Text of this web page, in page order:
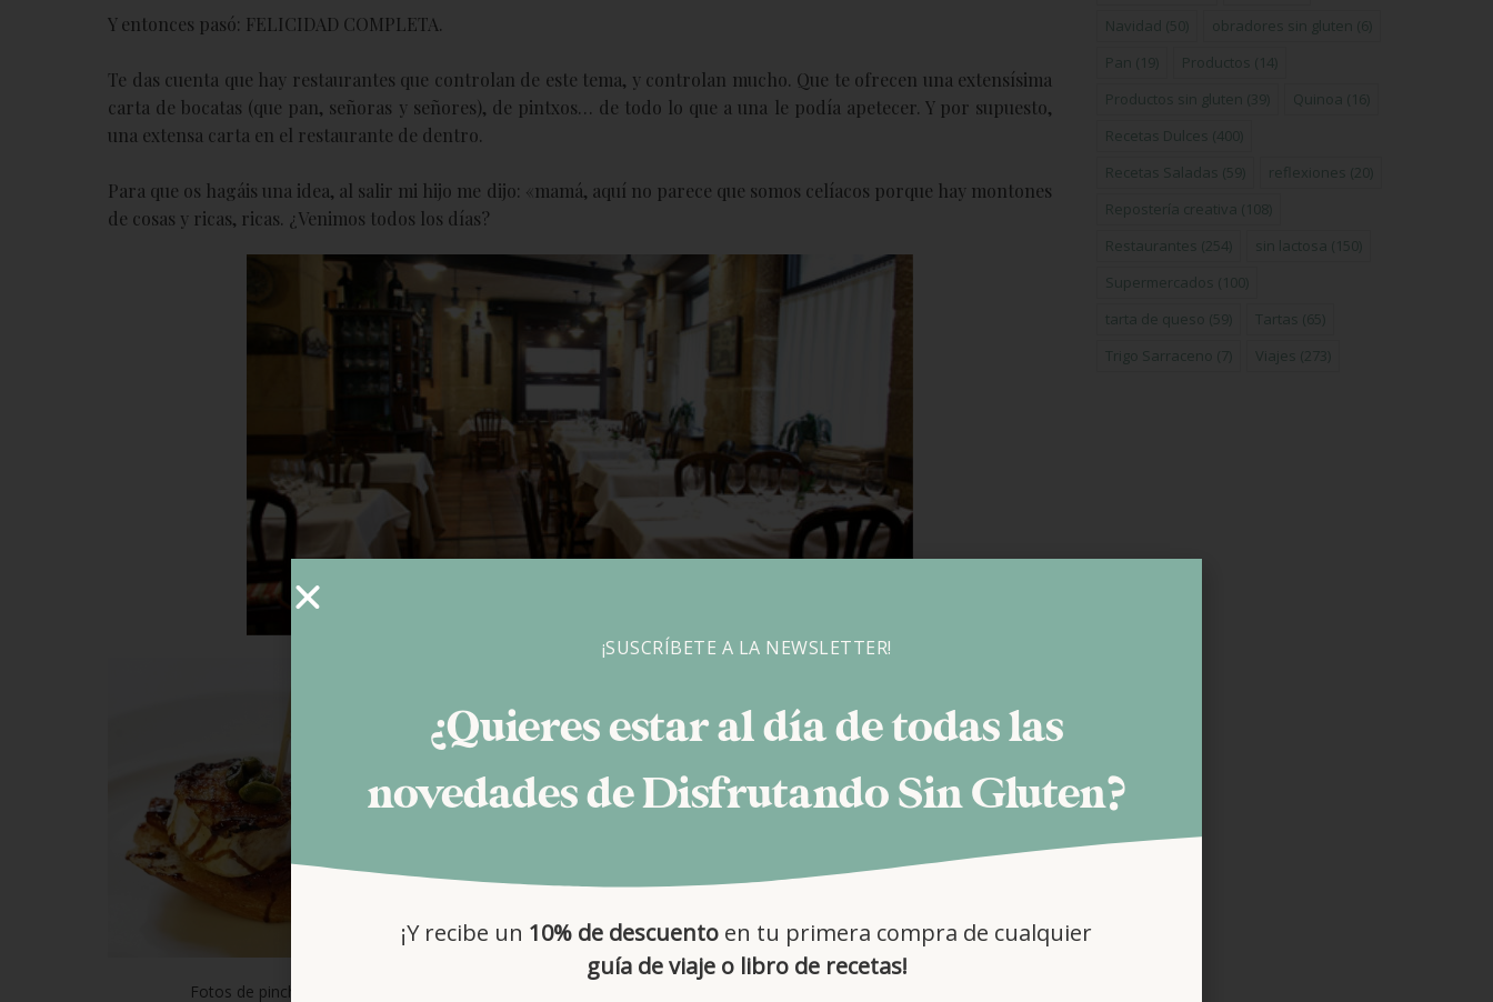
Y entonces pasó: FELICIDAD COMPLETA.
Te das cuenta que hay restaurantes que controlan de este tema, y controlan mucho. Que te ofrecen una extensísima
carta de bocatas (que pan, señoras y señores), de pintxos… de todo lo que a una le podía apetecer. Y por supuesto,
una extensa carta en el restaurante de dentro.
Para que os hagáis una idea, al salir mi hijo me dijo: «mamá, aquí no parece que somos celíacos porque hay montones
de cosas y ricas, ricas. ¿Venimos todos los días?
Fotos de pinchos sin gluten del restaurante Gandarias de San Sebastián, extraídas de la web del restaurante.
Navidad (50) obradores sin gluten (6)
Pan (19) Productos (14)
Productos sin gluten (39) Quinoa (16)
Recetas Dulces (400)
Recetas Saladas (59) reflexiones (20)
Repostería creativa (108)
Restaurantes (254) sin lactosa (150)
Supermercados (100)
tarta de queso (59) Tartas (65)
Trigo Sarraceno (7) Viajes (273)
¡SUSCRÍBETE A LA NEWSLETTER!
¿Quieres estar al día de todas las
novedades de Disfrutando Sin Gluten?
¡Y recibe un 10% de descuento en tu primera compra de cualquier
guía de viaje o libro de recetas!